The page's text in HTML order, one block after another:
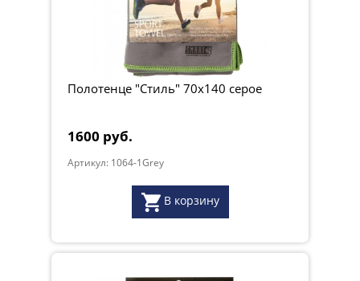
Полотенце "Стиль" 70x140 серое
1600 руб.
Артикул: 1064-1Grey
В корзину